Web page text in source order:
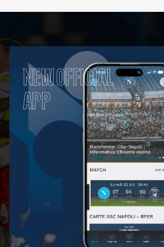
NEW OFFICIAL
APP